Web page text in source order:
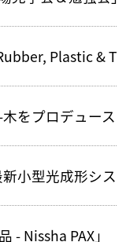
Plastic &
をプロデュース
小型光成形シス
- Nissha PAX」